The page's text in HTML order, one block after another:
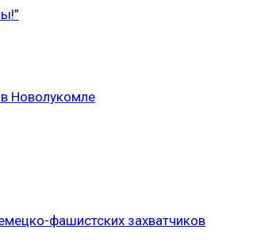
Новолукомле
фашистских захватчиков